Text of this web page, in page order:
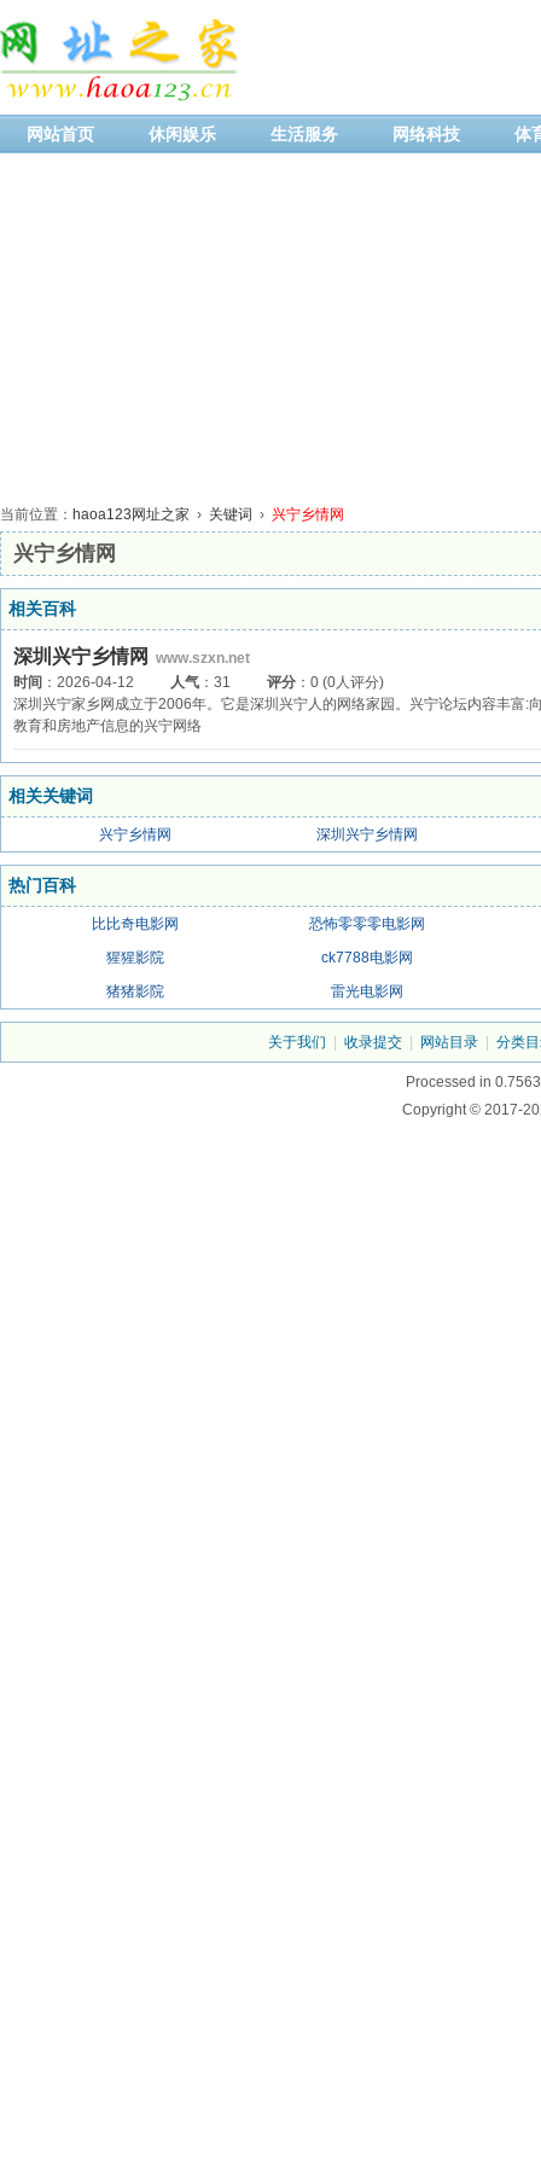
网站首页 休闲娱乐 生活服务 网络科技 体
当前位置： haoa123网址之家 › 关键词 › 兴宁乡情网
兴宁乡情网
相关百科
深圳兴宁乡情网
www.szxn.net
时间 ：2026-04-12 人气 ：31 评分 ：0 (0人评分)
深圳兴宁家乡网成立于2006年。它是深圳兴宁人的网络家园。兴宁论坛内容丰富
教育和房地产信息的兴宁网络
相关关键词
兴宁乡情网 深圳兴宁乡情网
热门百科
比比奇电影网
恐怖零零零电影网
猩猩影院
ck7788电影网
猪猪影院
雷光电影网
关于我们 收录提交 网站目录 分类
Processed in
Copyright © 2017-